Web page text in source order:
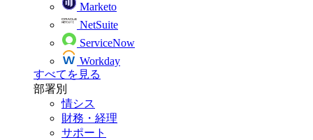
Marketo
NetSuite
ServiceNow
Workday
すべてを見る
部署別
情シス
財務・経理
サポート